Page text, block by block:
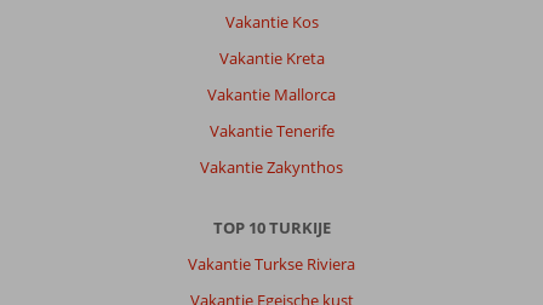
Vakantie Kos
Vakantie Kreta
Vakantie Mallorca
Vakantie Tenerife
Vakantie Zakynthos
TOP 10 TURKIJE
Vakantie Turkse Riviera
Vakantie Egeische kust